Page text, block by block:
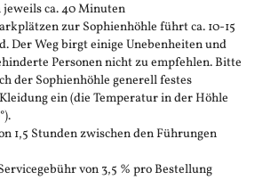
jeweils ca. 40 Minuten
zur Sophienhöhle führt ca. 10-15
Der Weg birgt einige Unebenheiten und
Personen nicht zu empfehlen. Bitte
der Sophienhöhle generell festes
ein (die Temperatur in der Höhle
1,5 Stunden zwischen den Führungen
von 3,5 % pro Bestellung